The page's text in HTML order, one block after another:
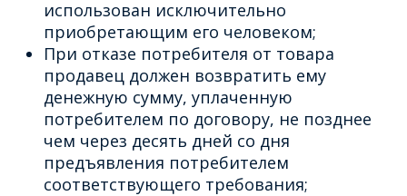
использован исключительно
приобретающим его человеком;
При отказе потребителя от товара
продавец должен возвратить ему
денежную сумму, уплаченную
потребителем по договору, не позднее
чем через десять дней со дня
предъявления потребителем
соответствующего требования;